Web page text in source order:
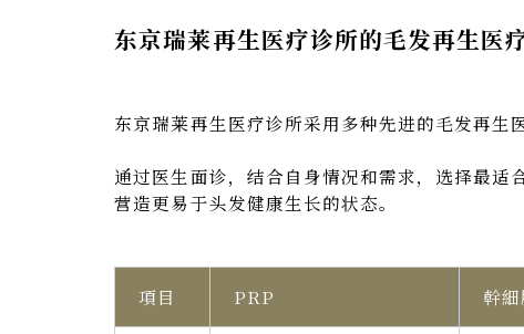
东京瑞莱再生医疗诊所的毛发再生医
东京瑞莱再生医疗诊所采用多种先进的毛发再生
通过医生面诊，结合自身情况和需求，选择最
营造更易于头发健康生长的状态。
項目 PRP 幹